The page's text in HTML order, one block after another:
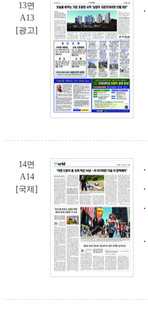
13면
A13
[광고]
14면
A14
[국제]